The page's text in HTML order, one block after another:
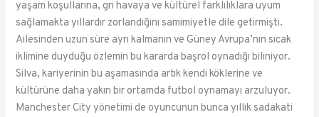
yaşam koşullarına, gri havaya ve kültürel farklılıklara uyum
sağlamakta yıllardır zorlandığını samimiyetle dile getirmişti.
Ailesinden uzun süre ayrı kalmanın ve Güney Avrupa’nın sıcak
iklimine duyduğu özlemin bu kararda başrol oynadığı biliniyor.
Silva, kariyerinin bu aşamasında artık kendi köklerine ve
kültürüne daha yakın bir ortamda futbol oynamayı arzuluyor.
Manchester City yönetimi de oyuncunun bunca yıllık sadakati